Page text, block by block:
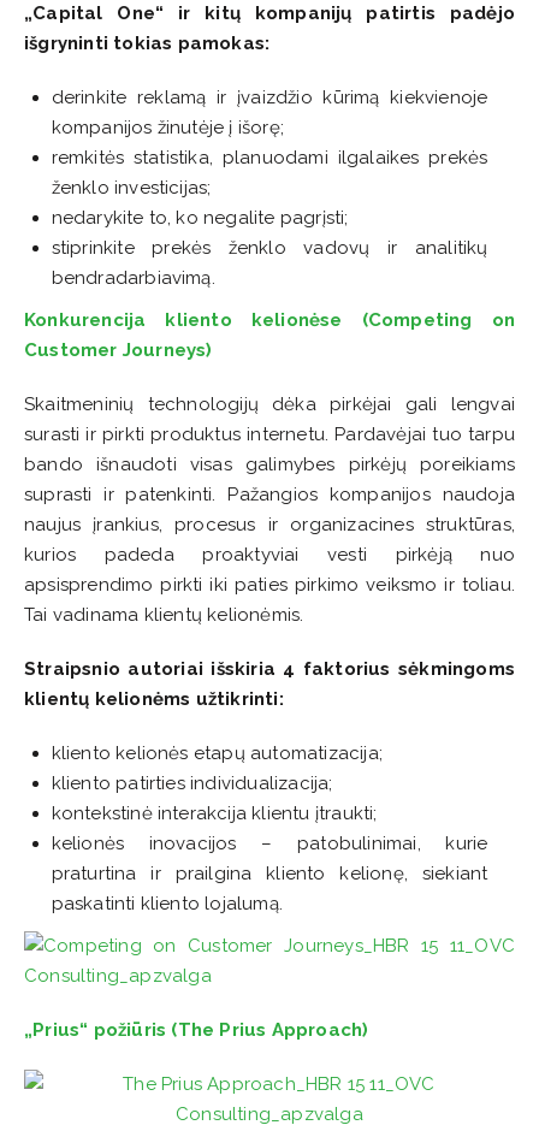
„Capital One“ ir kitų kompanijų patirtis padėjo
išgryninti tokias pamokas:
derinkite reklamą ir įvaizdžio kūrimą kiekvienoje
kompanijos žinutėje į išorę;
remkitės statistika, planuodami ilgalaikes prekės
ženklo investicijas;
nedarykite to, ko negalite pagrįsti;
stiprinkite prekės ženklo vadovų ir analitikų
bendradarbiavimą.
Konkurencija kliento kelionėse (Competing on
Customer Journeys)
Skaitmeninių technologijų dėka pirkėjai gali lengvai
surasti ir pirkti produktus internetu. Pardavėjai tuo tarpu
bando išnaudoti visas galimybes pirkėjų poreikiams
suprasti ir patenkinti. Pažangios kompanijos naudoja
naujus įrankius, procesus ir organizacines struktūras,
kurios padeda proaktyviai vesti pirkėją nuo
apsisprendimo pirkti iki paties pirkimo veiksmo ir toliau.
Tai vadinama klientų kelionėmis.
Straipsnio autoriai išskiria 4 faktorius sėkmingoms
klientų kelionėms užtikrinti:
kliento kelionės etapų automatizacija;
kliento patirties individualizacija;
kontekstinė interakcija klientu įtraukti;
kelionės inovacijos – patobulinimai, kurie
praturtina ir prailgina kliento kelionę, siekiant
paskatinti kliento lojalumą.
„Prius“ požiūris (The Prius Approach)